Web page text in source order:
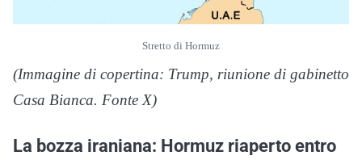
Stretto di Hormuz
(Immagine di copertina: Trump, riunione di gabinetto
Casa Bianca. Fonte X)
La bozza iraniana: Hormuz riaperto entro